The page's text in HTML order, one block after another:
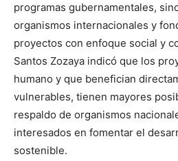
programas gubernamentales,
organismos internacionales y
proyectos con enfoque social y
Santos Zozaya indicó que los
humano y que benefician
vulnerables, tienen mayores
respaldo de organismos
interesados en fomentar el
sostenible.